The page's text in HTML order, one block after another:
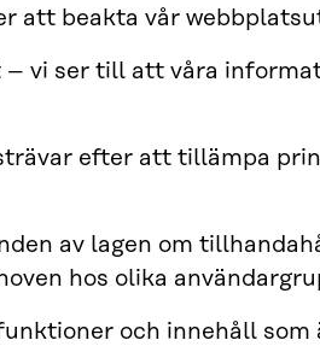
att beakta vår
vi ser till att våra
efter att tillämpa
av lagen om
hos olika
och innehåll